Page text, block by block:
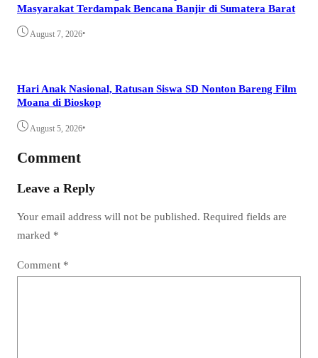
Masyarakat Terdampak Bencana Banjir di Sumatera Barat
August 7, 2026•
Hari Anak Nasional, Ratusan Siswa SD Nonton Bareng Film
Moana di Bioskop
August 5, 2026•
Comment
Leave a Reply
Your email address will not be published. Required fields are
marked *
Comment *